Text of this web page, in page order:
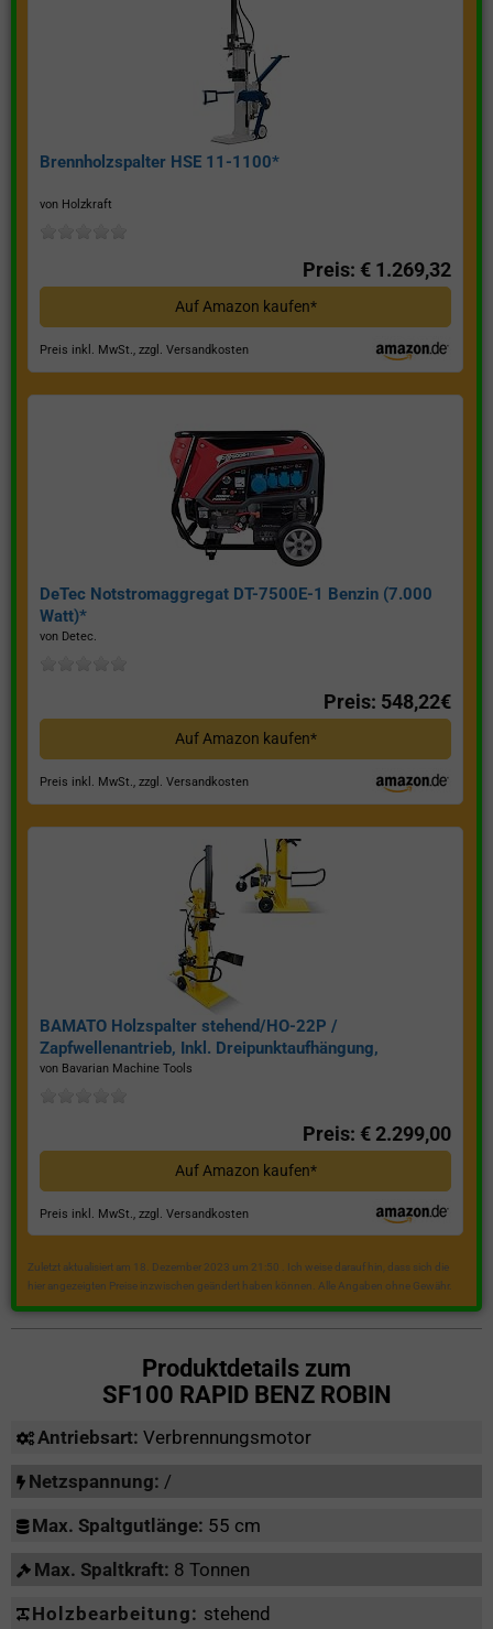
Brennholzspalter HSE 11-1100*
von Holzkraft
Preis: € 1.269,32
Auf Amazon kaufen*
Preis inkl. MwSt., zzgl. Versandkosten
DeTec Notstromaggregat DT-7500E-1 Benzin (7.000
Watt)*
von Detec.
Preis: 548,22€
Auf Amazon kaufen*
Preis inkl. MwSt., zzgl. Versandkosten
BAMATO Holzspalter stehend/HO-22P /
Zapfwellenantrieb, Inkl. Dreipunktaufhängung,
Spaltkraft 22 Tonnen*
von Bavarian Machine Tools
Preis: € 2.299,00
Auf Amazon kaufen*
Preis inkl. MwSt., zzgl. Versandkosten
Zuletzt aktualisiert am 18. Dezember 2023 um 21:50 . Ich weise darauf hin, dass sich die
hier angezeigten Preise inzwischen geändert haben können. Alle Angaben ohne Gewähr.
Produktdetails zum
SF100 RAPID BENZ ROBIN
Antriebsart: Verbrennungsmotor
Netzspannung: /
Max. Spaltgutlänge: 55 cm
Max. Spaltkraft: 8 Tonnen
Holzbearbeitung: stehend